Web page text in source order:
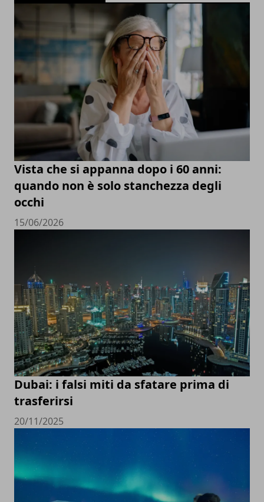
Vista che si appanna dopo i 60 anni:
quando non è solo stanchezza degli
occhi
15/06/2026
Dubai: i falsi miti da sfatare prima di
trasferirsi
20/11/2025